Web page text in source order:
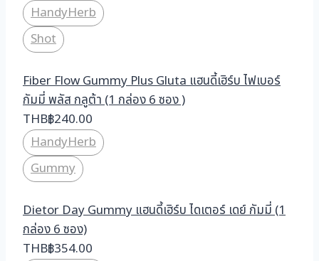
HandyHerb
Shot
Fiber Flow Gummy Plus Gluta แฮนดี้เฮิร์บ ไฟเบอร์
กัมมี่ พลัส กลูต้า (1 กล่อง 6 ซอง )
THB฿240.00
HandyHerb
Gummy
Dietor Day Gummy แฮนดี้เฮิร์บ ไดเตอร์ เดย์ กัมมี่ (1
กล่อง 6 ซอง)
THB฿354.00